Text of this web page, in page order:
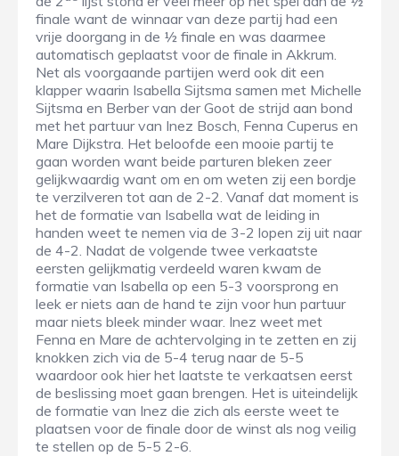
finale want de winnaar van deze partij had een
vrije doorgang in de ½ finale en was daarmee
automatisch geplaatst voor de finale in Akkrum.
Net als voorgaande partijen werd ook dit een
klapper waarin Isabella Sijtsma samen met Michelle
Sijtsma en Berber van der Goot de strijd aan bond
met het partuur van Inez Bosch, Fenna Cuperus en
Mare Dijkstra. Het beloofde een mooie partij te
gaan worden want beide parturen bleken zeer
gelijkwaardig want om en om weten zij een bordje
te verzilveren tot aan de 2-2. Vanaf dat moment is
het de formatie van Isabella wat de leiding in
handen weet te nemen via de 3-2 lopen zij uit naar
de 4-2. Nadat de volgende twee verkaatste
eersten gelijkmatig verdeeld waren kwam de
formatie van Isabella op een 5-3 voorsprong en
leek er niets aan de hand te zijn voor hun partuur
maar niets bleek minder waar. Inez weet met
Fenna en Mare de achtervolging in te zetten en zij
knokken zich via de 5-4 terug naar de 5-5
waardoor ook hier het laatste te verkaatsen eerst
de beslissing moet gaan brengen. Het is uiteindelijk
de formatie van Inez die zich als eerste weet te
plaatsen voor de finale door de winst als nog veilig
te stellen op de 5-5 2-6.